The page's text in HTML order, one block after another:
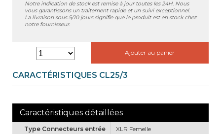
Notre indication de stock est remise à jour toutes les 24H. Nous
vous garantissons un traitement rapide et un suivi exceptionnel.
La livraison sous 5/10 jours signifie que le produit est en stock chez
notre fournisseur.
Ajouter au panier
CARACTÉRISTIQUES CL25/3
Type Connecteurs entrée
XLR Femelle